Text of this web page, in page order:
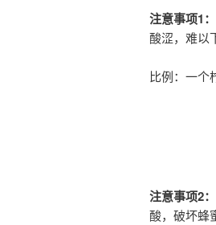
注意事项1：
酸涩，难以
比例：一个
注意事项2：
酸，破坏蜂